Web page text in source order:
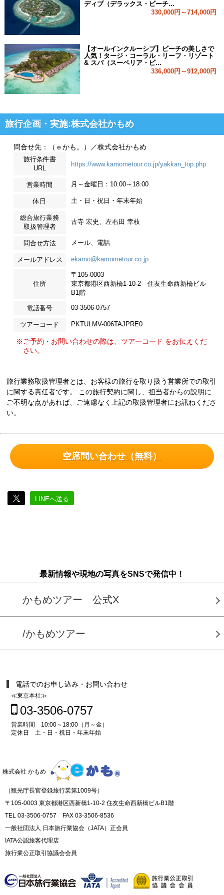
ディブ（デラックス・ビーチ...
330,000円～714,000円
【オールインクルーシブ】ビーチの美しさで
人気！タージ・コーラル・リーフ・リゾート
& スパ（スーペリア・ビ...
336,000円～912,000円
旅行企画・実施:株式会社かもめ
問合せ先：（ｅかも。）／株式会社かもめ
旅行条件書
URL
https://www.kamometour.co.jp/yakkan_top.php
営業時間 月～金曜日：10:00～18:00
休日 土・日・祝日・年末年始
総合旅行業務
取扱管理者
古寺 宏史、左右田 幸枝
問合せ方法 メール、電話
メールアドレス ekamo@kamometour.co.jp
住所
〒105-0003
東京都港区西新橋1-10-2 住友生命西新橋ビル
B1階
電話番号 03-3506-0757
ツアーコード PKTULMV-006TAJPRE0
※ご予約・お問い合わせの際は、ツアーコード をお伝えくだ
さい。
旅行業務取扱管理者とは、お客様の旅行を取り扱う営業所での取引
に関する責任者です。 この旅行契約に関し、担当者からの説明に
ご不明な点があれば、ご遠慮なく上記の取扱管理者にお訊ねくださ
い。
空席問い合わせ（無料）
LINEへ送る
最新情報や現地の写真をSNSで発信中！
かもめツアー 公式X
/かもめツアー
電話でのお申し込み・お問い合わせ
≪東京本社≫
03-3506-0757
営業時間 10:00～18:00（月～金）
定休日 土・日・祝日・年末年始
株式会社 かもめ
（観光庁長官登録旅行業第1009号）
〒105-0003 東京都港区西新橋1-10-2 住友生命西新橋ビルB1階
TEL 03-3506-0757 FAX 03-3506-8536
一般社団法人 日本旅行業協会（JATA）正会員
IATA公認旅客代理店
旅行業公正取引協議会会員